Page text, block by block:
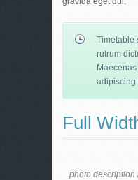
Timetable
rutrum
adipiscing
Full
photo description